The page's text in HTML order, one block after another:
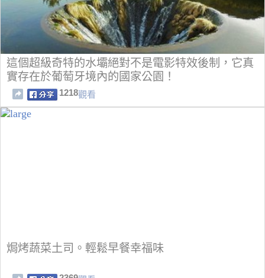
這個超級奇特的水壩絕對不是電影特效後制，它真
實存在於葡萄牙境內的國家公園！
1218觀看
焗烤蔬菜土司。輕鬆早餐幸福味